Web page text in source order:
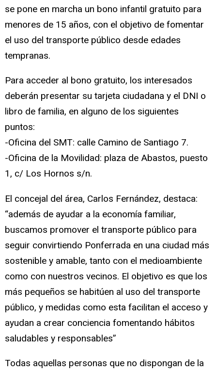
se pone en marcha un bono infantil gratuito para
menores de 15 años, con el objetivo de fomentar
el uso del transporte público desde edades
tempranas.
Para acceder al bono gratuito, los interesados
deberán presentar su tarjeta ciudadana y el DNI o
libro de familia, en alguno de los siguientes
puntos:
-Oficina del SMT: calle Camino de Santiago 7.
-Oficina de la Movilidad: plaza de Abastos, puesto
1, c/ Los Hornos s/n.
El concejal del área, Carlos Fernández, destaca:
“además de ayudar a la economía familiar,
buscamos promover el transporte público para
seguir convirtiendo Ponferrada en una ciudad más
sostenible y amable, tanto con el medioambiente
como con nuestros vecinos. El objetivo es que los
más pequeños se habitúen al uso del transporte
público, y medidas como esta facilitan el acceso y
ayudan a crear conciencia fomentando hábitos
saludables y responsables”
Todas aquellas personas que no dispongan de la